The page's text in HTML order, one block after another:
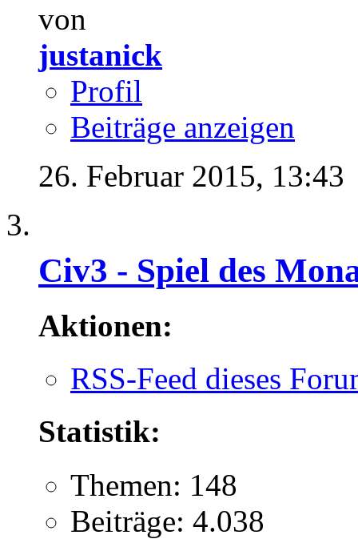
von
justanick
Profil
Beiträge anzeigen
26. Februar 2015, 13:43
Civ3 - Spiel des
Aktionen:
RSS-Feed dieses
Statistik:
Themen: 148
Beiträge: 4.038